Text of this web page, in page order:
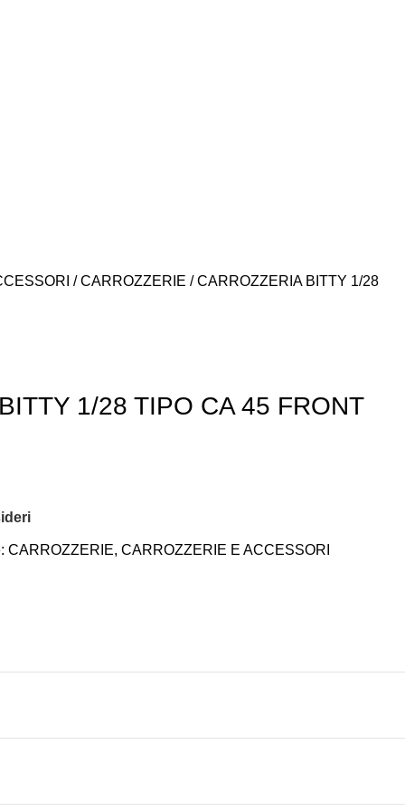
CARROZZERIE CARROZZERIA BITTY 1/28
1/28 TIPO CA 45 FRONT
CARROZZERIE, CARROZZERIE E ACCESSORI